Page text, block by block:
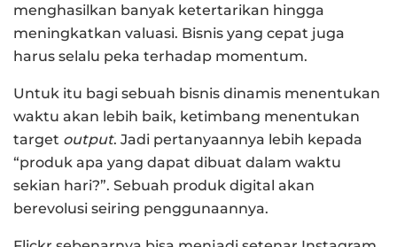
menghasilkan banyak ketertarikan hingga
meningkatkan valuasi. Bisnis yang cepat juga
harus selalu peka terhadap momentum.
Untuk itu bagi sebuah bisnis dinamis menentukan
waktu akan lebih baik, ketimbang menentukan
target output. Jadi pertanyaannya lebih kepada
“produk apa yang dapat dibuat dalam waktu
sekian hari?”. Sebuah produk digital akan
berevolusi seiring penggunaannya.